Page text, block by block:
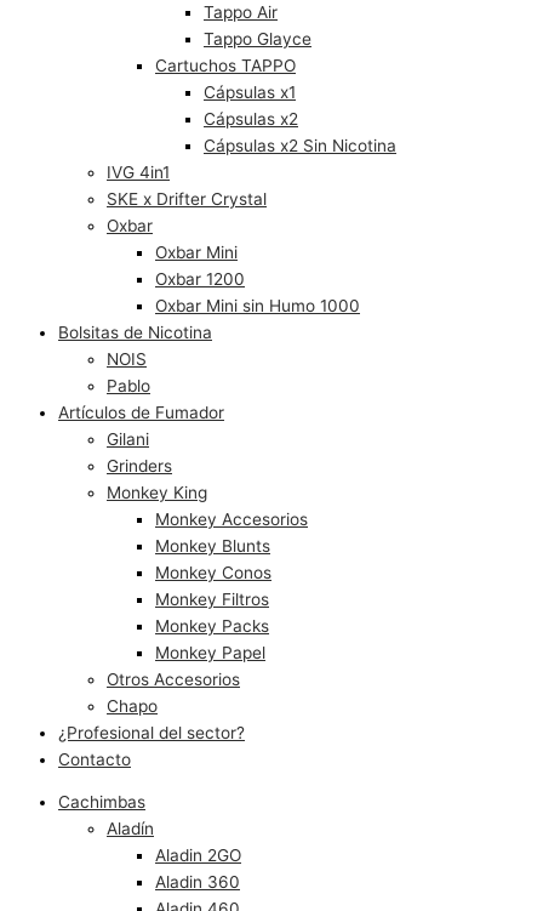
Tappo Air
Tappo Glayce
Cartuchos TAPPO
Cápsulas x1
Cápsulas x2
Cápsulas x2 Sin Nicotina
IVG 4in1
SKE x Drifter Crystal
Oxbar
Oxbar Mini
Oxbar 1200
Oxbar Mini sin Humo 1000
Bolsitas de Nicotina
NOIS
Pablo
Artículos de Fumador
Gilani
Grinders
Monkey King
Monkey Accesorios
Monkey Blunts
Monkey Conos
Monkey Filtros
Monkey Packs
Monkey Papel
Otros Accesorios
Chapo
¿Profesional del sector?
Contacto
Cachimbas
Aladín
Aladin 2GO
Aladin 360